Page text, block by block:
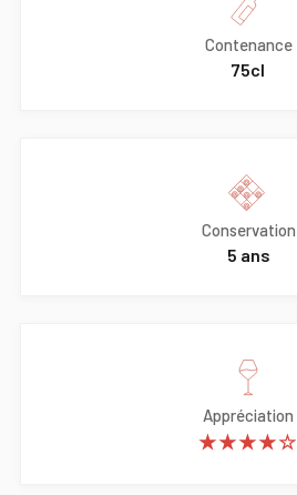
Contenance
75cl
Conservation
5 ans
Appréciation
★★★★☆